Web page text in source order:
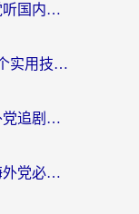
酷我音乐国外版权限制？海外党听国内歌、玩游戏、看剧的一站式解决方案
有缘网在老挝用不了怎么办？3个实用技巧解决海外访问国内服务难题
台湾怎么打不开我的长沙？海外党追剧看片、用环球时报不卡的实用指南
洋码头在缅甸用不了怎么办？海外党必备回国加速指南，解决追剧购物生活服务难题